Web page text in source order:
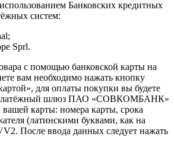
Банковских кредитных
систем:
Sprl.
с помощью банковской карты на
вам необходимо нажать кнопку
для оплаты покупки вы будете
платёжный шлюз ПАО «СОВКОМБАНК»
вашей карты: номера карты, срока
(латинскими буквами, как на
После ввода данных следует нажать